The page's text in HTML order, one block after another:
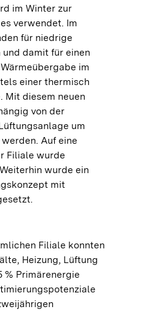
im Winter zur
verwendet. Im
für niedrige
damit für einen
im
einer thermisch
diesem neuen
von der
um
Auf eine
Filiale wurde
wurde ein
mit
Filiale konnten
Heizung, Lüftung
% Primärenergie